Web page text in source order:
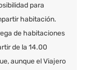
para
habitación.
de habitaciones
de la 14.00
aunque el Viajero